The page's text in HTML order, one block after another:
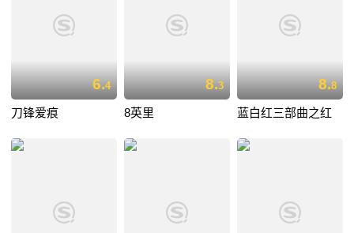
6.4
刀锋爱痕
8.3
8英里
8.8
蓝白红三部曲之红